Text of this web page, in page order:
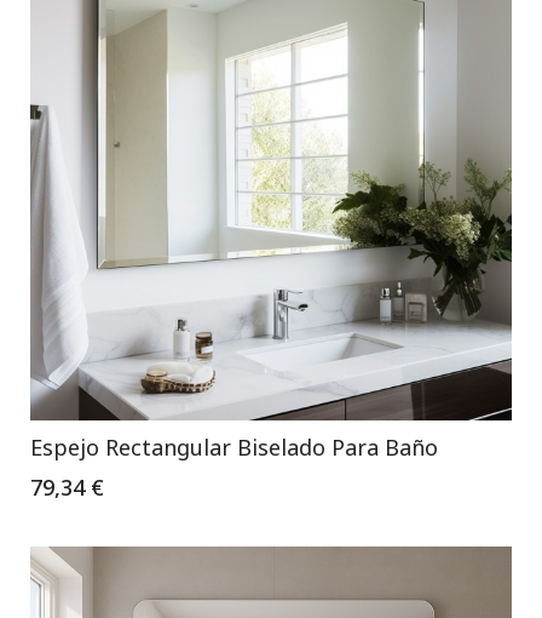
Espejo Rectangular Biselado Para Baño
79,34 €